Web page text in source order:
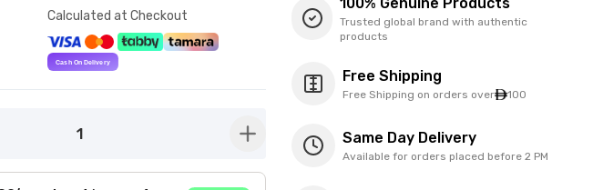
Calculated at Checkout
1 button-plus
Trusted global brand with authentic
products
Free Shipping
Free Shipping on orders over 100
Same Day Delivery
Available for orders placed before 2 PM